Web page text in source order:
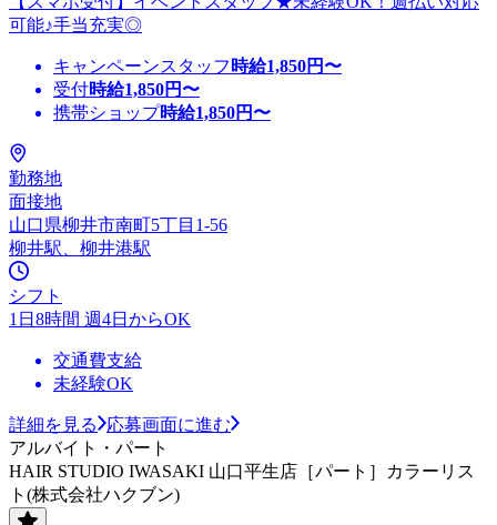
可能♪手当充実◎
キャンペーンスタッフ 時給1,850円〜
受付時給1,850円〜
携帯ショップ時給1,850円〜
勤務地
面接地
山口県柳井市南町5丁目1-56
柳井駅、柳井港駅
シフト
1日8時間 週4日からOK
交通費支給
未経験OK
詳細を見る
応募画面に進む
アルバイト・パート
HAIR STUDIO IWASAKI 山口平生店［パート］カラーリス
ト(株式会社ハクブン)